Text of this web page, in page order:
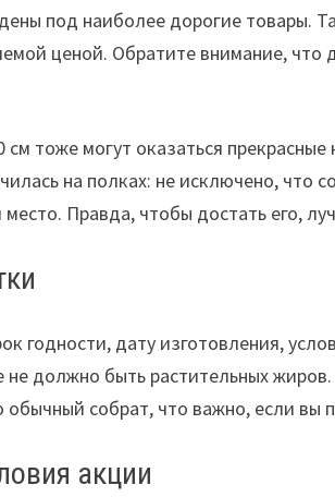
под наиболее дорогие товары.
ценой. Обратите внимание, что
см тоже могут оказаться
на полках: не исключено, что
Правда, чтобы достать его,
годности, дату изготовления,
не должно быть растительных
собрат, что важно, если вы
акции